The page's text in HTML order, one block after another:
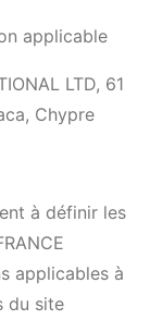
applicable
LTD, 61
Chypre
à définir les
applicables à
du site